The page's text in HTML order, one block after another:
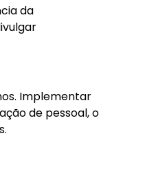
da
Implementar
de pessoal, o